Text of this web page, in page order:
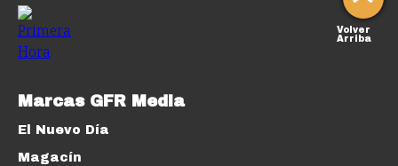
Volver
Arriba
Marcas GFR Media
El Nuevo Día
Magacín